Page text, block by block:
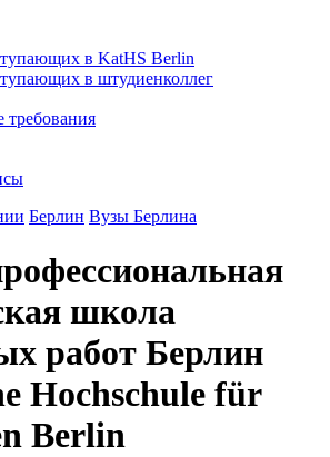
в KatHS Berlin
в штудиенколлег
требования
Берлин Вузы Берлина
школа
работ Берлин
Hochschule für
Berlin